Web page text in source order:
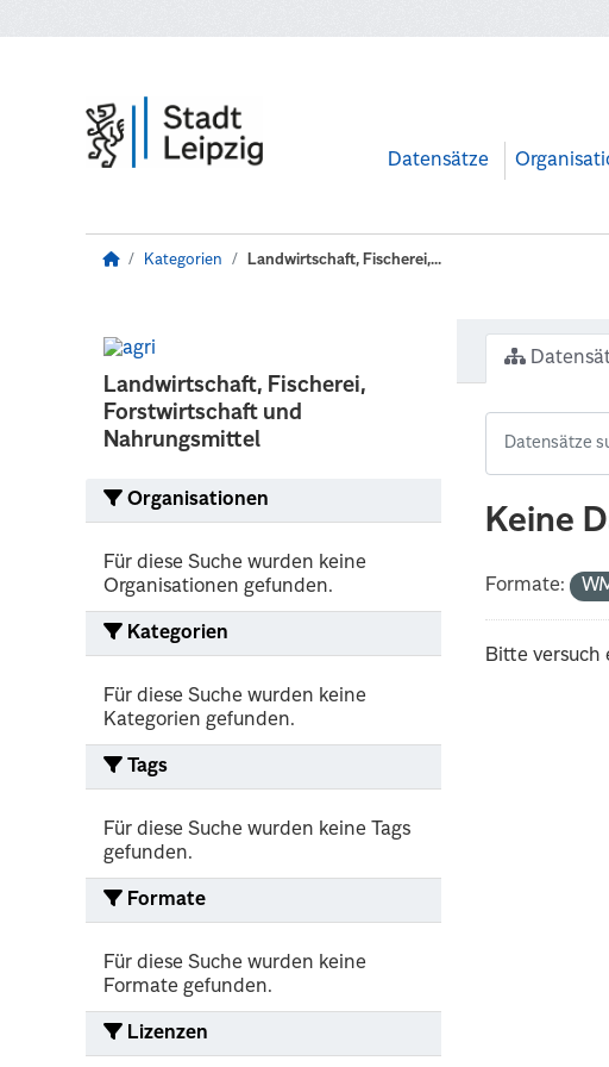
Datensätze
Kategorien Landwirtschaft, Fischerei,...
Landwirtschaft, Fischerei,
Forstwirtschaft und
Nahrungsmittel
Organisationen
Für diese Suche wurden keine
Organisationen gefunden.
Kategorien
Für diese Suche wurden keine
Kategorien gefunden.
Tags
Für diese Suche wurden keine Tags
gefunden.
Formate
Für diese Suche wurden keine
Formate gefunden.
Lizenzen
Keine
Formate:
Bitte versuch